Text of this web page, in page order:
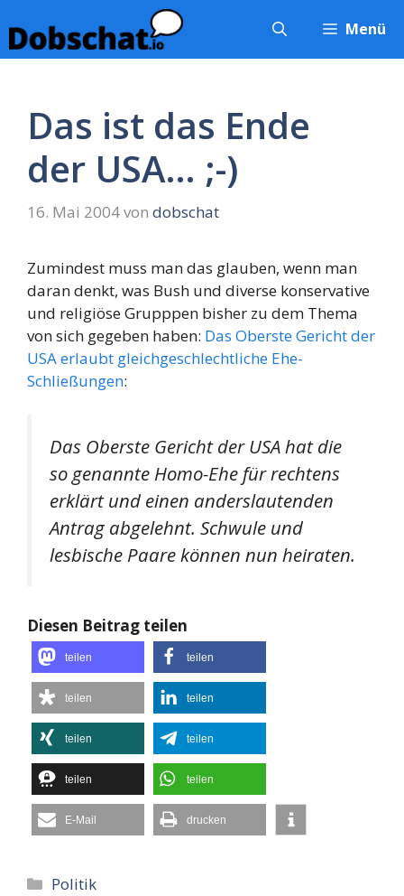
Inhalt
springen
Menü
Das ist das Ende
der USA… ;-)
16. Mai 2004von dobschat
Zumindest muss man das glauben, wenn man
daran denkt, was Bush und diverse konservative
und religiöse Grupppen bisher zu dem Thema
von sich gegeben haben: Das Oberste Gericht der
USA erlaubt gleichgeschlechtliche Ehe-
Schließungen:
Das Oberste Gericht der USA hat die
so genannte Homo-Ehe für rechtens
erklärt und einen anderslautenden
Antrag abgelehnt. Schwule und
lesbische Paare können nun heiraten.
Diesen Beitrag teilen
teilen teilen
teilen teilen
teilen teilen
teilen teilen
E-Mail drucken
Kategorien
Politik